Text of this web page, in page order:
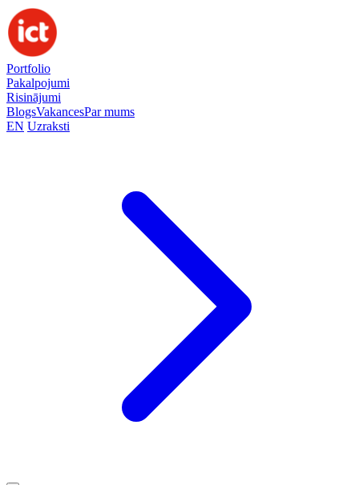
Portfolio
Pakalpojumi
Risinājumi
BlogsVakancesPar mums
EN Uzraksti